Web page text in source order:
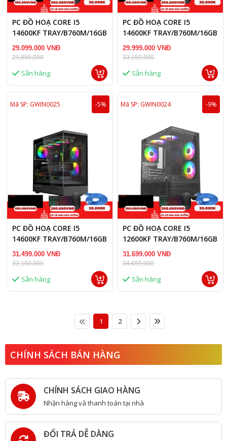
PC ĐỒ HOẠ CORE I5
14600KF TRAY/B760M/16GB
RAM DDR5/RTX 5060 8GB
29.099.000 VNĐ
29,850,000
Sẵn hàng
PC ĐỒ HOẠ CORE I5
14600KF TRAY/B760M/16GB
RAM/RX 9060 XT 16GB
29.999.000 VNĐ
33,150,000
Sẵn hàng
Mã SP: GWIN0025 -5%
PC ĐỒ HOẠ CORE I5
14600KF TRAY/B760M/16GB
RAM DDR5/RTX 5060 TI
8GB
31.499.000 VNĐ
33,150,000
Sẵn hàng
Mã SP: GWIN0024 -9%
PC ĐỒ HOẠ CORE I5
12600KF TRAY/B760M/16GB
RAM DDR5/RTX 5060 TI
16GB
31.699.000 VNĐ
34,650,000
Sẵn hàng
1 2
CHÍNH SÁCH BÁN HÀNG
CHÍNH SÁCH GIAO HÀNG
Nhận hàng và thanh toán tại nhà
ĐỔI TRẢ DỄ DÀNG